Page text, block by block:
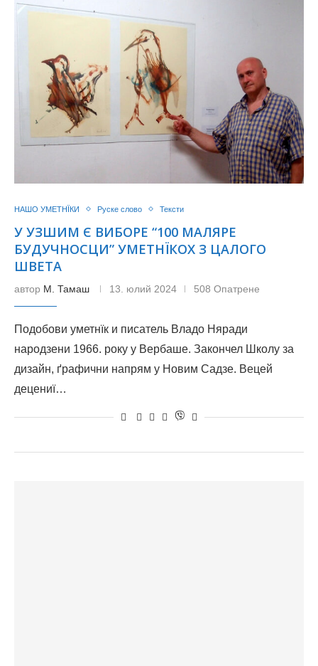
НАШО УМЕТНЇКИ Руске слово Тексти
У УЗШИМ Є ВИБОРЕ “100 МАЛЯРЕ
БУДУЧНОСЦИ” УМЕТНЇКОХ З ЦАЛОГО
ШВЕТА
автор М. Тамаш 13. юлий 2024 508 Опатрене
Подобови уметнїк и писатель Владо Няради
народзени 1966. року у Вербаше. Закончел Школу за
дизайн, ґрафични напрям у Новим Садзе. Вецей
децениї…